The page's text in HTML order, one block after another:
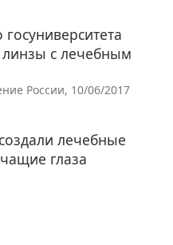
линзы с лечебным
России, 10/06/2017
лечебные
глаза